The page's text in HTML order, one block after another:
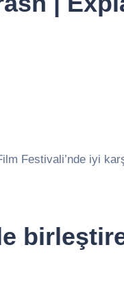
Festivali’nde iyi